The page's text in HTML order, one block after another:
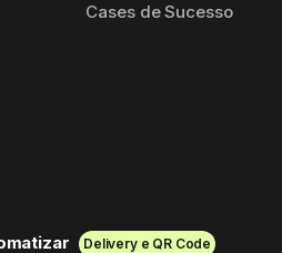
Cases de Sucesso
Delivery e QR Code